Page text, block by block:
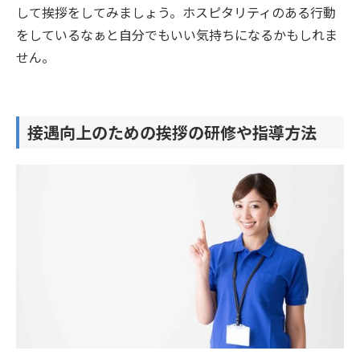
して挨拶をしてみましょう。ホスピタリティのある行動
をしているなぁと自分でもいい気持ちになるかもしれま
せん。
接遇向上のための挨拶の研修や指導方法